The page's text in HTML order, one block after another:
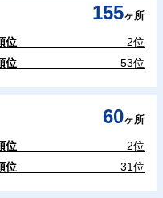
155ヶ所
位
2位
位
53位
60ヶ所
位
2位
位
31位